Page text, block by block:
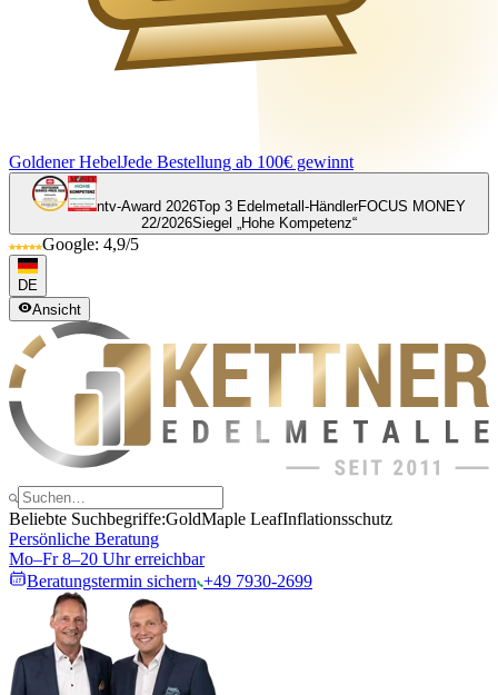
Goldener HebelJede Bestellung ab 100€ gewinnt
ntv-Award 2026Top 3 Edelmetall-HändlerFOCUS MONEY
22/2026Siegel „Hohe Kompetenz“
Google: 4,9/5
DE
Ansicht
Beliebte Suchbegriffe:GoldMaple LeafInflationsschutz
Persönliche Beratung
Mo–Fr 8–20 Uhr erreichbar
Beratungstermin sichern +49 7930-2699